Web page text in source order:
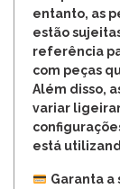
entanto, as
estão
referência
com peças
Além disso,
variar
está
Garanta a